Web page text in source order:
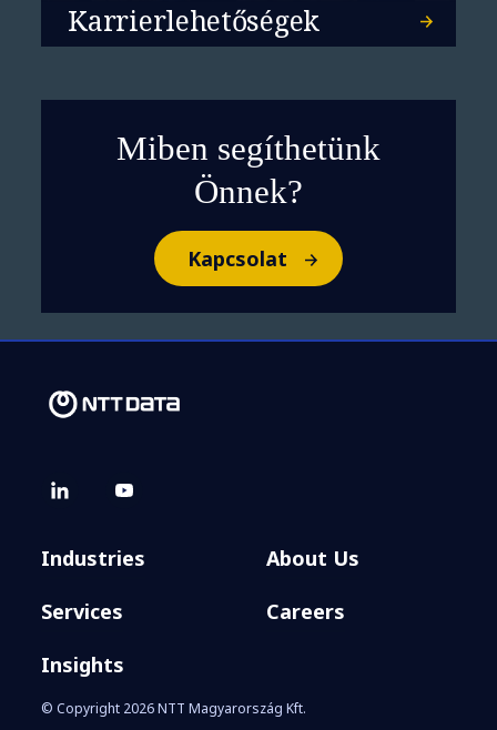
Karrierlehetőségek
Miben segíthetünk
Önnek?
Kapcsolat
Industries
Services
Insights
About Us
Careers
© Copyright 2026 NTT Magyarország Kft.